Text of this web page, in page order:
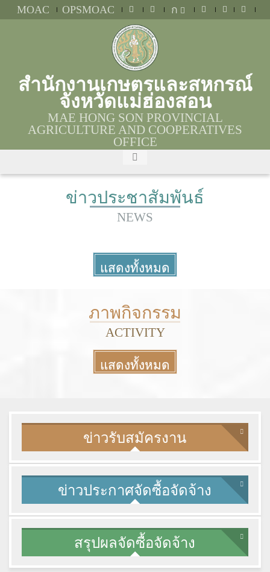
MOAC OPSMOAC ก
สำนักงานเกษตรและสหกรณ์
จังหวัดแม่ฮ่องสอน
MAE HONG SON PROVINCIAL
AGRICULTURE AND COOPERATIVES
OFFICE
ข่าวประชาสัมพันธ์
NEWS
แสดงทั้งหมด
More
ภาพกิจกรรม
ACTIVITY
แสดงทั้งหมด
ข่าวรับสมัครงาน
ข่าวประกาศจัดซื้อจัดจ้าง
สรุปผลจัดซื้อจัดจ้าง